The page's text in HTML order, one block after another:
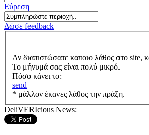
Εύρεση
Δώσε feedback
Αν διαπιστώσατε καποιο λάθος στο site,
Το μήνυμά σας είναι πολύ μικρό.
Πόσο κάνει το:
send
* μάλλον έκανες λάθος την πράξη.
DeliVERIcious News: